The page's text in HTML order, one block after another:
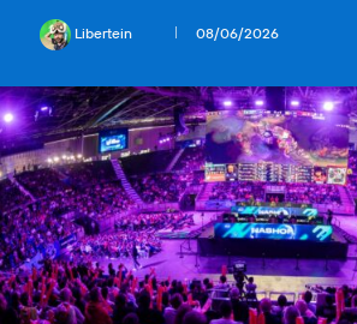
Libertein 08/06/2026